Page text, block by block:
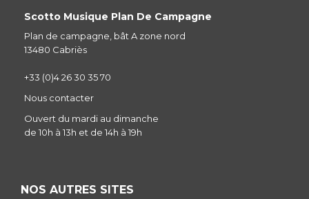
Scotto Musique Plan De Campagne
Plan de campagne, bât A zone nord
13480 Cabriès
+33 (0)4 26 30 35 70
Nous contacter
Ouvert du mardi au dimanche
de 10h à 13h et de 14h à 19h
NOS AUTRES SITES